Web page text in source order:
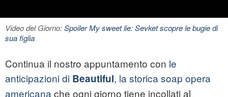
Video del Giorno:Spoiler My sweet lie: Sevket scopre le bugie di
sua figlia
Continua il nostro appuntamento con le
anticipazioni di Beautiful, la storica soap opera
americana che ogni giorno tiene incollati al